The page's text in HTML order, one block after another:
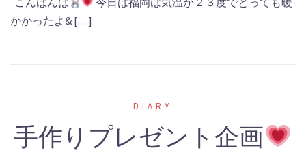
かかったよ& […]
DIARY
手作りプレゼント企画